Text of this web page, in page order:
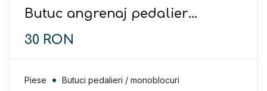
Butuc angrenaj pedalier
30 RON
Piese Butuci pedalieri / monoblocuri